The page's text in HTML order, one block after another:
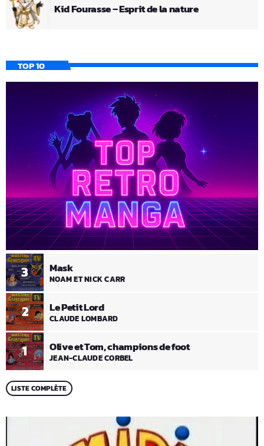
Kid Fourasse – Esprit de la nature
TOP 10
1 Olive et Tom, champions de foot
JEAN-CLAUDE CORBEL
2 Le Petit Lord
CLAUDE LOMBARD
3 Mask
NOAM ET NICK CARR
LISTE COMPLÈTE